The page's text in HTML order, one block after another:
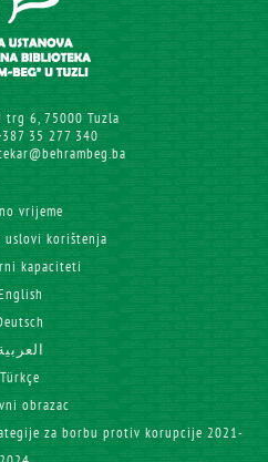
trg 6, 75000 Tuzla
35 277 340
vrijeme
uslovi korištenja
kapaciteti
Türkçe
obrazac
za borbu protiv korupcije 2021-